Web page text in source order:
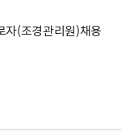
(조경관리원)채용